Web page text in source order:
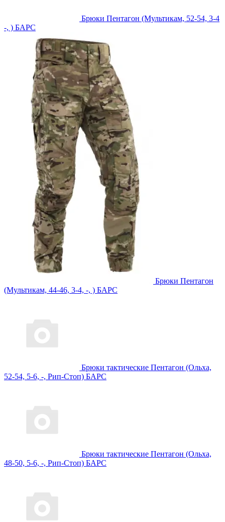
Брюки Пентагон (Мультикам, 52-54, 3-4
-, ) БАРС
Брюки Пентагон
(Мультикам, 44-46, 3-4, -, ) БАРС
Брюки тактические Пентагон (Ольха,
52-54, 5-6, -, Рип-Стоп) БАРС
Брюки тактические Пентагон (Ольха,
48-50, 5-6, -, Рип-Стоп) БАРС